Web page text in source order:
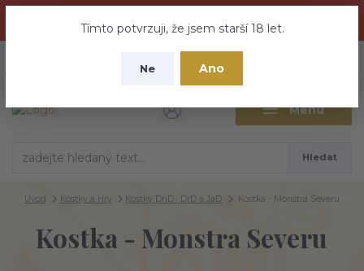
nebuďte vyděšeni zde najdete vše a ještě mnohem víc
Tímto potvrzuji, že jsem starší 18 let.
Ne Ano
Menu
CZK
Hledat
Úvod Kostky a Hry Kostky DnD , DrD a JaD Kostka - Monstra Severu
Kostka - Monstra Severu